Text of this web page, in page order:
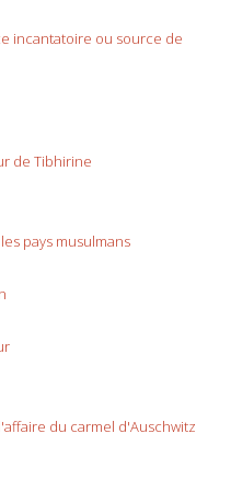
incantatoire ou source de
de Tibhirine
pays musulmans
du carmel d'Auschwitz